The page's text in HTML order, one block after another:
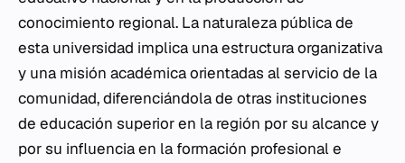
conocimiento regional. La naturaleza pública de
esta universidad implica una estructura organizativa
y una misión académica orientadas al servicio de la
comunidad, diferenciándola de otras instituciones
de educación superior en la región por su alcance y
por su influencia en la formación profesional e